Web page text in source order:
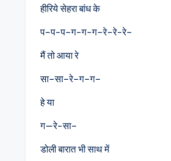
हीरिये सेहरा बांध के
प–प-प–ग-ग-ग–रे–रे-रे–
मैं तो आया रे
सा–सा–रे–ग–ग–
हे या
ग—रे-सा–
डोली बारात भी साथ में